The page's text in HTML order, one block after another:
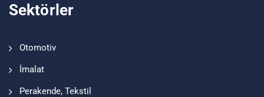
Sektörler
Otomotiv
İmalat
Perakende, Tekstil